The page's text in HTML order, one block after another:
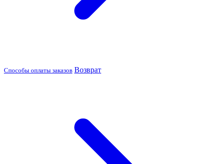
Способы оплаты заказов Возврат